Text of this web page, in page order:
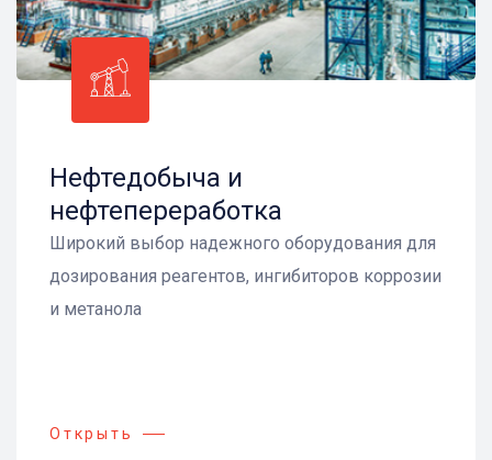
Нефтедобыча и
нефтепереработка
Широкий выбор надежного оборудования для
дозирования реагентов, ингибиторов коррозии
и метанола
Открыть